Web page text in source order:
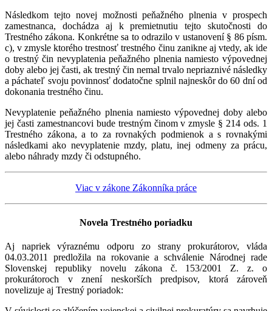
Následkom tejto novej možnosti peňažného plnenia v prospech
zamestnanca, dochádza aj k premietnutiu tejto skutočnosti do
Trestného zákona. Konkrétne sa to odrazilo v ustanovení § 86 písm.
c), v zmysle ktorého trestnosť trestného činu zanikne aj vtedy, ak ide
o trestný čin nevyplatenia peňažného plnenia namiesto výpovednej
doby alebo jej časti, ak trestný čin nemal trvalo nepriaznivé následky
a páchateľ svoju povinnosť dodatočne splnil najneskôr do 60 dní od
dokonania trestného činu.
Nevyplatenie peňažného plnenia namiesto výpovednej doby alebo
jej časti zamestnancovi bude trestným činom v zmysle § 214 ods. 1
Trestného zákona, a to za rovnakých podmienok a s rovnakými
následkami ako nevyplatenie mzdy, platu, inej odmeny za prácu,
alebo náhrady mzdy či odstupného.
Viac v zákone Zákonníka práce
Novela Trestného poriadku
Aj napriek výraznému odporu zo strany prokurátorov, vláda
04.03.2011 predložila na rokovanie a schválenie Národnej rade
Slovenskej republiky novelu zákona č. 153/2001 Z. z. o
prokurátoroch v znení neskorších predpisov, ktorá zároveň
novelizuje aj Trestný poriadok: